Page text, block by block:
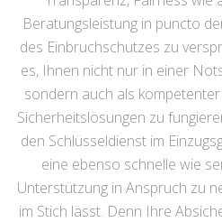
Beratungsleistung in puncto
des Einbruchschutzes zu
es, Ihnen nicht nur in einer
sondern auch als
Sicherheitslösungen zu
den Schlüsseldienst im
eine ebenso schnelle wie
Unterstützung in Anspruch zu
im Stich lässt. Denn Ihre